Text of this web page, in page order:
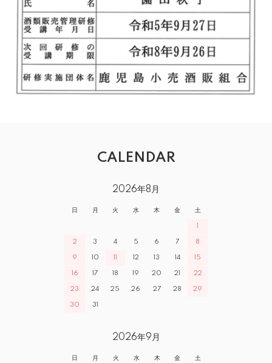
CALENDAR
2026年8月
日 月 火 水 木 金 土
2 3 4 5 6 7 8
9 10 12 13 14 15
16 17 18 19 20 21 22
23 24 25 26 27 28 29
30 31
2026年9月
日 月 火 水 木 金 土